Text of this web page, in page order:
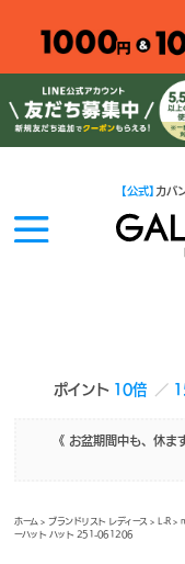
ポイント 10倍
【公式】 カバ
《 お盆期間中も、休
ホーム >ブランドリスト レディース > L-R>
ーハット ハット 251-061206